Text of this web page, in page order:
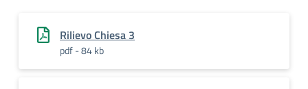
Rilievo Chiesa 3
pdf - 84 kb